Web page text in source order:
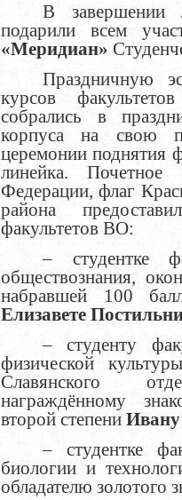
В завершении
подарили всем
«Меридиан»
Праздничную
курсов
собрались в
корпуса на свою
церемонии поднятия
линейка.Почетное
Федерации, флаг
района
факультетов ВО:
– студентке
обществознания,
набравшей 100
Елизавете
– студенту
физической
Славянского
награждённому
второй степени
– студентке
биологии и
обладателю золотого